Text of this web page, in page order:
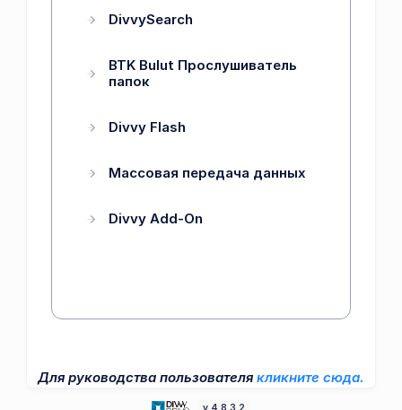
DivvySearch
BTK Bulut Прослушиватель
папок
Divvy Flash
Массовая передача данных
Divvy Add-On
Для руководства пользователя кликните сюда.
v.4.8.3.2